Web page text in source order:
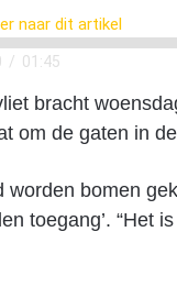
naar dit artikel
/ 01:45
bracht
om de gaten in
worden bomen
toegang’. “Het